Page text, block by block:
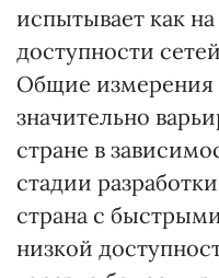
испытывает как
доступности
Общие измерения
значительно
стране в
стадии
страна с
низкой